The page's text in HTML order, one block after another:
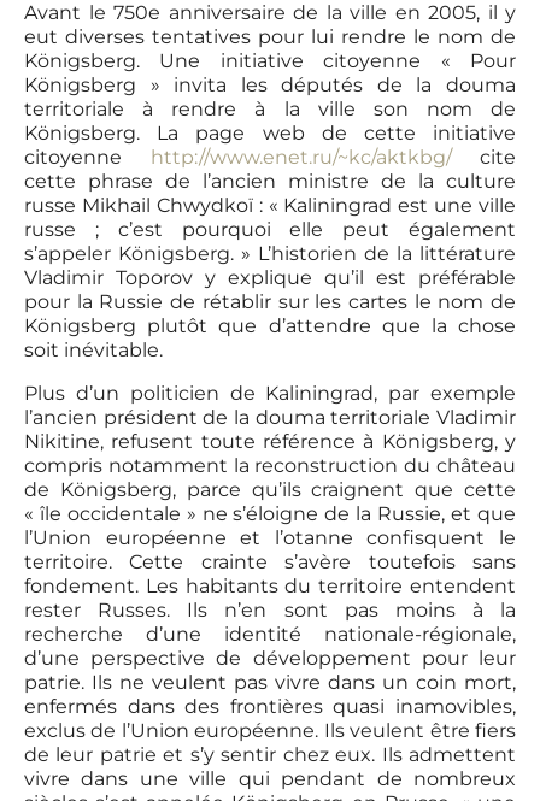
Avant le 750e anniversaire de la ville en 2005, il y
eut diverses tentatives pour lui rendre le nom de
Königsberg. Une initiative citoyenne « Pour
Königsberg » invita les députés de la douma
territoriale à rendre à la ville son nom de
Königsberg. La page web de cette initiative
citoyenne http://www.enet.ru/~kc/aktkbg/cite
cette phrase de l’ancien ministre de la culture
russe Mikhail Chwydkoï : « Kaliningrad est une ville
russe ; c’est pourquoi elle peut également
s’appeler Königsberg. » L’historien de la littérature
Vladimir Toporov y explique qu’il est préférable
pour la Russie de rétablir sur les cartes le nom de
Königsberg plutôt que d’attendre que la chose
soit inévitable.
Plus d’un politicien de Kaliningrad, par exemple
l’ancien président de la douma territoriale Vladimir
Nikitine, refusent toute référence à Königsberg, y
compris notamment la reconstruction du château
de Königsberg, parce qu’ils craignent que cette
« île occidentale » ne s’éloigne de la Russie, et que
l’Union européenne et l’otanne confisquent le
territoire. Cette crainte s’avère toutefois sans
fondement. Les habitants du territoire entendent
rester Russes. Ils n’en sont pas moins à la
recherche d’une identité nationale-régionale,
d’une perspective de développement pour leur
patrie. Ils ne veulent pas vivre dans un coin mort,
enfermés dans des frontières quasi inamovibles,
exclus de l’Union européenne. Ils veulent être fiers
de leur patrie et s’y sentir chez eux. Ils admettent
vivre dans une ville qui pendant de nombreux